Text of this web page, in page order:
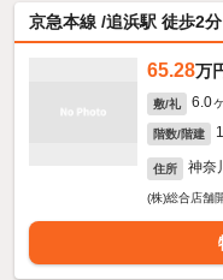
京急本線 /追浜駅 徒歩2分
65.28万
敷/礼 6.0
階数/階建
住所 神奈
(株)総合店舗